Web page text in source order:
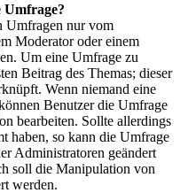
Umfrage?
Umfragen nur vom
Moderator oder einem
Um eine Umfrage zu
Beitrag des Themas; dieser
Wenn niemand eine
Benutzer die Umfrage
bearbeiten. Sollte allerdings
haben, so kann die Umfrage
Administratoren geändert
soll die Manipulation von
werden.